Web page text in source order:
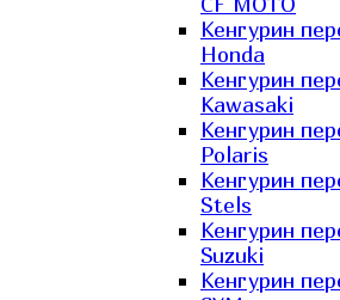
Кенгурин
Honda
Кенгурин
Kawasaki
Кенгурин
Polaris
Кенгурин
Stels
Кенгурин
Suzuki
Кенгурин